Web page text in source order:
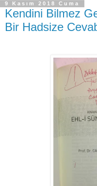
9 Kasım 2018 Cuma
Kendini Bilmez
Bir Hadsize